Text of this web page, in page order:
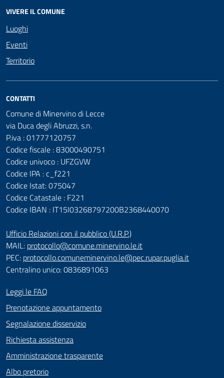
VIVERE IL COMUNE
Luoghi
Eventi
Territorio
CONTATTI
Comune di Minervino di Lecce
via Duca degli Abruzzi, s.n.
P.iva : 01777120757
Codice fiscale : 83000490751
Codice univoco : UFZGVW
Codice IPA : c_f221
Codice Istat: 075047
Codice Catastale : F221
Codice IBAN : IT15I03268797200B2368440070
Ufficio Relazioni con il pubblico (U.R.P.)
MAIL: protocollo@comune.minervino.le.it
PEC: protocollo.comuneminervino.le@pec.rupar.puglia.it
Centralino unico: 0836891063
Leggi le FAQ
Prenotazione appuntamento
Segnalazione disservizio
Richiesta assistenza
Amministrazione trasparente
Albo pretorio